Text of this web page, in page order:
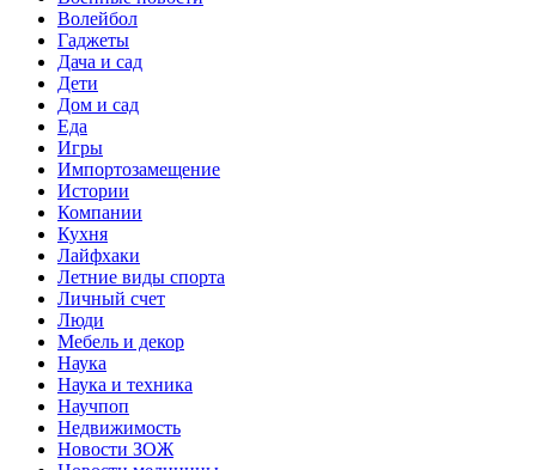
Волейбол
Гаджеты
Дача и сад
Дети
Дом и сад
Еда
Игры
Импортозамещение
Истории
Компании
Кухня
Лайфхаки
Летние виды спорта
Личный счет
Люди
Мебель и декор
Наука
Наука и техника
Научпоп
Недвижимость
Новости ЗОЖ